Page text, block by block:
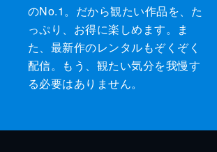
のNo.1。だから観たい作品を、た
っぷり、お得に楽しめます。ま
た、最新作のレンタルもぞくぞく
配信。もう、観たい気分を我慢す
る必要はありません。